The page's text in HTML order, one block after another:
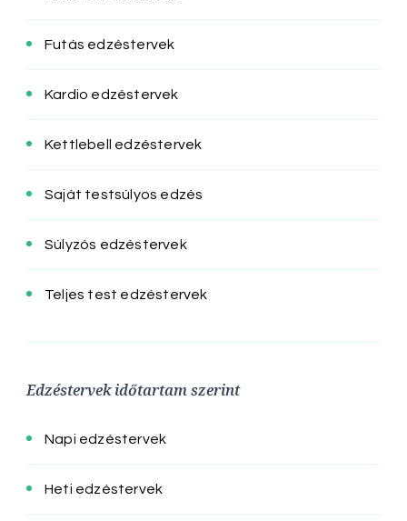
Futás edzéstervek
Kardio edzéstervek
Kettlebell edzéstervek
Saját testsúlyos edzés
Súlyzós edzéstervek
Teljes test edzéstervek
Edzéstervek időtartam szerint
Napi edzéstervek
Heti edzéstervek